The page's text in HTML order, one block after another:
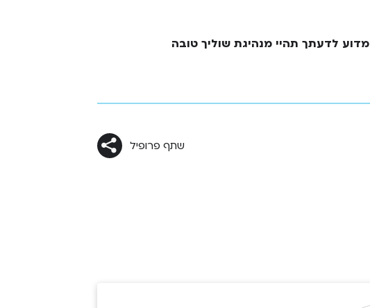
מדוע לדעתך תהיי מנהיגת שוליך טובה
שתף פרופיל